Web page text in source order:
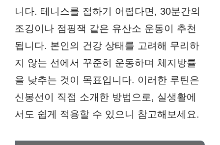
니다. 테니스를 접하기 어렵다면, 30분간의
조깅이나 점핑잭 같은 유산소 운동이 추천
됩니다. 본인의 건강 상태를 고려해 무리하
지 않는 선에서 꾸준히 운동하며 체지방률
을 낮추는 것이 목표입니다. 이러한 루틴은
신봉선이 직접 소개한 방법으로, 실생활에
서도 쉽게 적용할 수 있으니 참고해보세요.